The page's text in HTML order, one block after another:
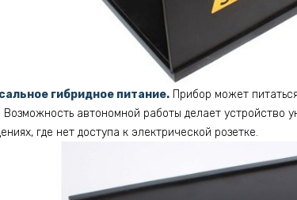
гибридное питание.Прибор может
Возможность автономной работы делает устройство
где нет доступа к электрической розетке.